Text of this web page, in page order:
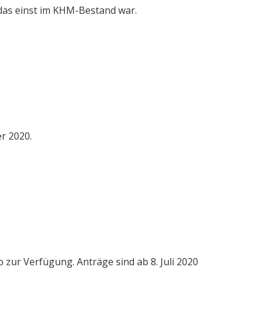
einst im KHM-Bestand war.
2020.
Verfügung. Anträge sind ab 8. Juli 2020